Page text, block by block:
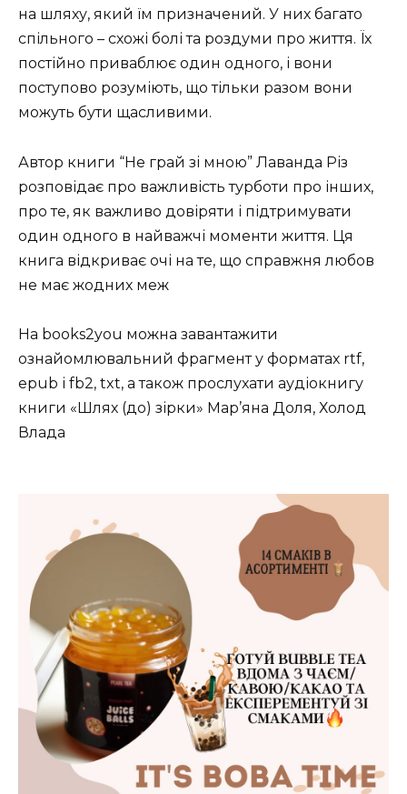
на шляху, який їм призначений. У них багато
спільного – схожі болі та роздуми про життя. Їх
постійно приваблює один одного, і вони
поступово розуміють, що тільки разом вони
можуть бути щасливими.
Автор книги “Не грай зі мною” Лаванда Різ
розповідає про важливість турботи про інших,
про те, як важливо довіряти і підтримувати
один одного в найважчі моменти життя. Ця
книга відкриває очі на те, що справжня любов
не має жодних меж
На books2you можна завантажити
ознайомлювальний фрагмент у форматах rtf,
epub і fb2, txt, а також прослухати аудіокнигу
книги «Шлях (до) зірки» Мар’яна Доля, Холод
Влада